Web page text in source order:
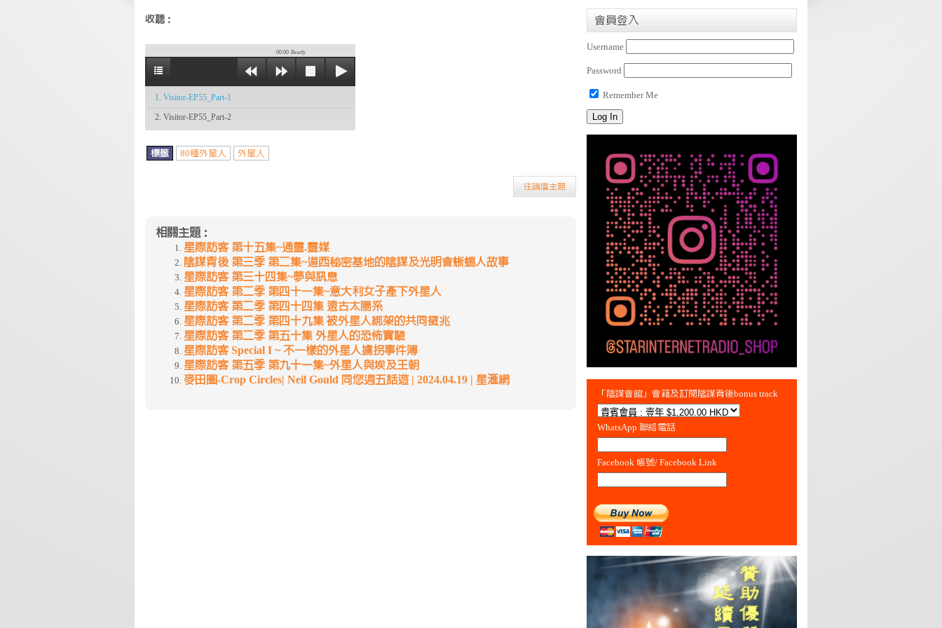
收聽：
00:00 Ready
1. Visitor-EP55_Part-1
2. Visitor-EP55_Part-2
標籤 80種外星人 外星人
往論壇主題
相關主題：
星際訪客 第十五集~通靈.靈媒
陰謀背後 第三季 第二集~道西秘密基地的陰謀及光明會蜥蜴人故事
星際訪客 第三十四集~夢與訊息
星際訪客 第二季 第四十一集~意大利女子產下外星人
星際訪客 第二季 第四十四集 遠古太陽系
星際訪客 第二季 第四十九集 被外星人綁架的共同徵兆
星際訪客 第二季 第五十集 外星人的恐怖實驗
星際訪客 Special I ~ 不一樣的外星人擄拐事件簿
星際訪客 第五季 第九十一集~外星人與埃及王朝
麥田圈-Crop Circles| Neil Gould 同您週五話遊 | 2024.04.19 | 星滙網
會員登入
Username
Password
Remember Me
「陰謀會館」會籍及訂閱陰謀背後bonus track
WhatsApp 聯絡電話
Facebook 帳號/ Facebook Link